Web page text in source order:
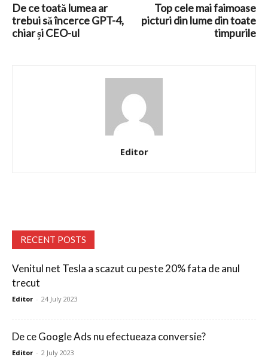
De ce toată lumea ar
trebui să încerce GPT-4,
chiar și CEO-ul
Top cele mai faimoase
picturi din lume din toate
timpurile
Editor
RECENT POSTS
Venitul net Tesla a scazut cu peste 20% fata de anul
trecut
Editor - 24 July 2023
De ce Google Ads nu efectueaza conversie?
Editor - 2 July 2023